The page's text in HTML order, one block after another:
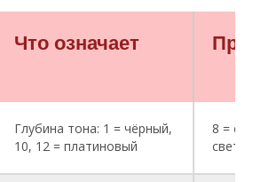
Что означает
Глубина тона: 1 = чёрный,
10, 12 = платиновый
8 =